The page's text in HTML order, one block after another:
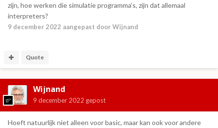
zijn, hoe werken die simulatie programma’s, zijn dat allemaal
interpreters?
9 december 2022 aangepast door Wijnand
Quote
Wijnand
9 december 2022 gepost
Hoeft natuurlijk niet alleen voor basic, maar kan ook voor andere